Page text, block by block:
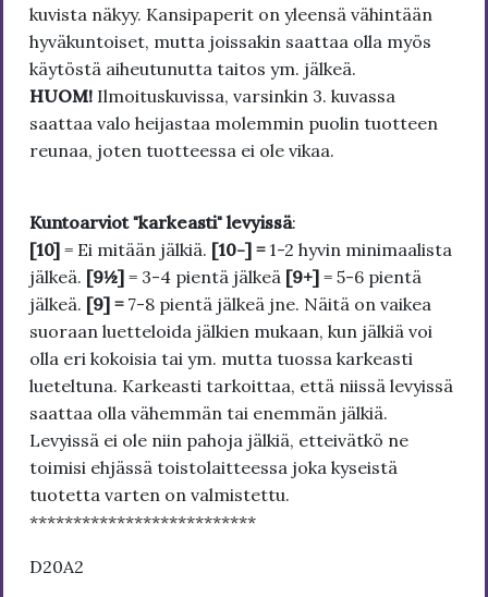
kuvista näkyy. Kansipaperit on yleensä vähintään
hyväkuntoiset, mutta joissakin saattaa olla myös
käytöstä aiheutunutta taitos ym. jälkeä.
HUOM! Ilmoituskuvissa, varsinkin 3. kuvassa
saattaa valo heijastaa molemmin puolin tuotteen
reunaa, joten tuotteessa ei ole vikaa.
Kuntoarviot "karkeasti" levyissä:
[10] = Ei mitään jälkiä. [10-] = 1-2 hyvin minimaalista
jälkeä. [9½] = 3-4 pientä jälkeä [9+] = 5-6 pientä
jälkeä. [9] = 7-8 pientä jälkeä jne. Näitä on vaikea
suoraan luetteloida jälkien mukaan, kun jälkiä voi
olla eri kokoisia tai ym. mutta tuossa karkeasti
lueteltuna. Karkeasti tarkoittaa, että niissä levyissä
saattaa olla vähemmän tai enemmän jälkiä.
Levyissä ei ole niin pahoja jälkiä, etteivätkö ne
toimisi ehjässä toistolaitteessa joka kyseistä
tuotetta varten on valmistettu.
**************************
D20A2